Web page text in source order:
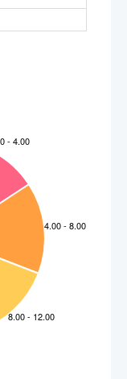
označili dele. Pogledali
se je najboljše videlo pri
obliki. Pri kostnem
in medceličnino.